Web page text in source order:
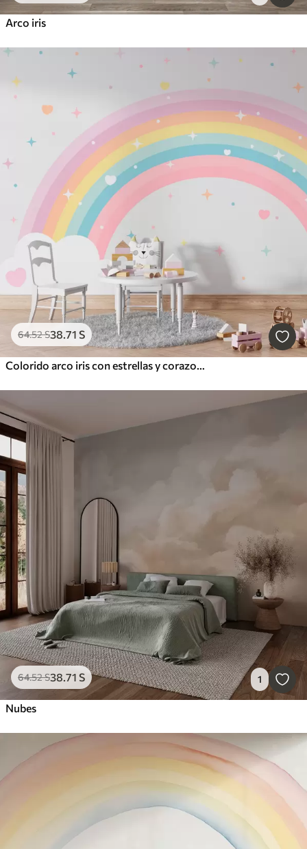
Arco iris
64.52S38.71 S
Colorido arco iris con estrellas y corazones al estilo escandinavo
64.52S38.71 S 1
Nubes